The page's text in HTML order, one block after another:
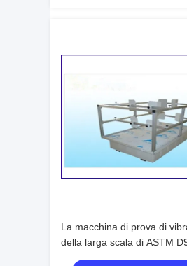
La macchina di prova di
della larga scala di ASTM
simula il trasporto